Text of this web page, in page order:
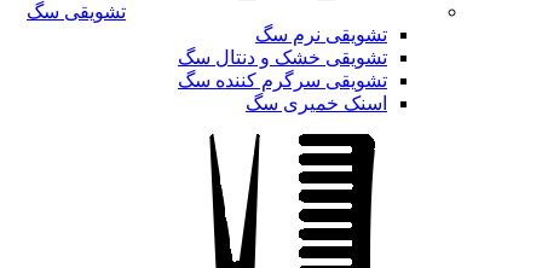
تشویقی سگ
تشویقی نرم سگ
تشویقی خشک و دنتال سگ
تشویقی سرگرم کننده سگ
اسنک خمیری سگ